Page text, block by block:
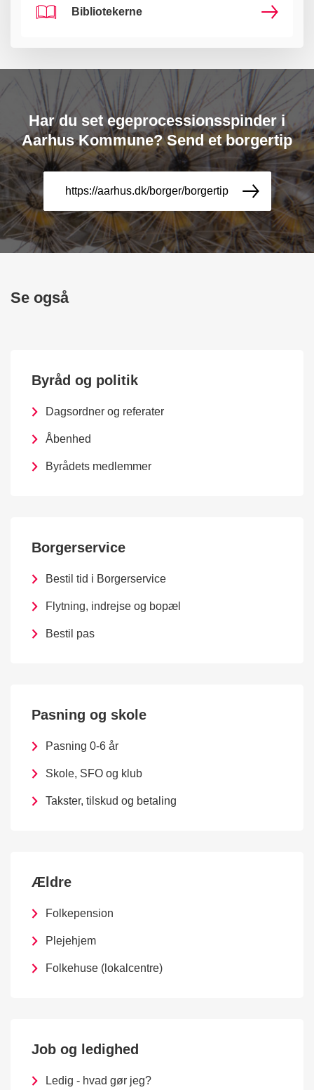
Bibliotekerne
Har du set egeprocessionsspinder i
Aarhus Kommune? Send et borgertip
https://aarhus.dk/borger/borgertip
Se også
Byråd og politik
Dagsordner og referater
Åbenhed
Byrådets medlemmer
Borgerservice
Bestil tid i Borgerservice
Flytning, indrejse og bopæl
Bestil pas
Pasning og skole
Pasning 0-6 år
Skole, SFO og klub
Takster, tilskud og betaling
Ældre
Folkepension
Plejehjem
Folkehuse (lokalcentre)
Job og ledighed
Ledig - hvad gør jeg?